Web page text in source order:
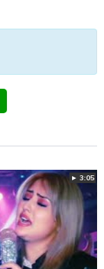
► 3:05